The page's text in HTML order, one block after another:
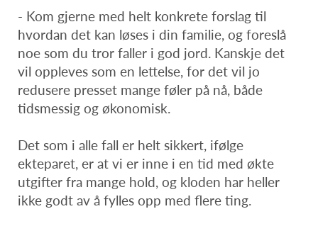
- Kom gjerne med helt konkrete forslag til
hvordan det kan løses i din familie, og foreslå
noe som du tror faller i god jord. Kanskje det
vil oppleves som en lettelse, for det vil jo
redusere presset mange føler på nå, både
tidsmessig og økonomisk.
Det som i alle fall er helt sikkert, ifølge
ekteparet, er at vi er inne i en tid med økte
utgifter fra mange hold, og kloden har heller
ikke godt av å fylles opp med flere ting.